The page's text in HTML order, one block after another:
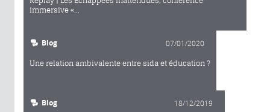
immersive «...
Blog 07/01/2020
Une relation ambivalente entre sida et éducation ?
Blog 18/12/2019